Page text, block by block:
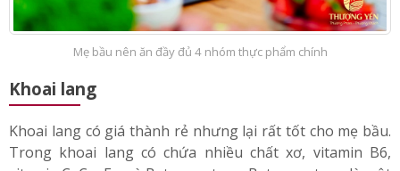
Mẹ bầu nên ăn đầy đủ 4 nhóm thực phẩm chính
Khoai lang